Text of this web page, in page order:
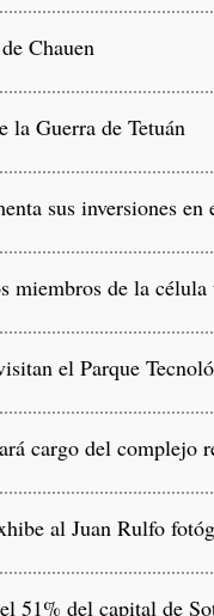
Chauen
la Guerra de Tetuán
sus inversiones
miembros de la
el Parque
cargo del complejo
al Juan Rulfo
51% del capital de